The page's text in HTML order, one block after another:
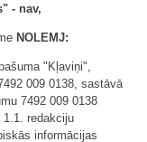
- nav,
NOLEMJ:
"Kļaviņi",
009 0138, sastāvā
7492 009 0138
1.1. redakciju
informācijas